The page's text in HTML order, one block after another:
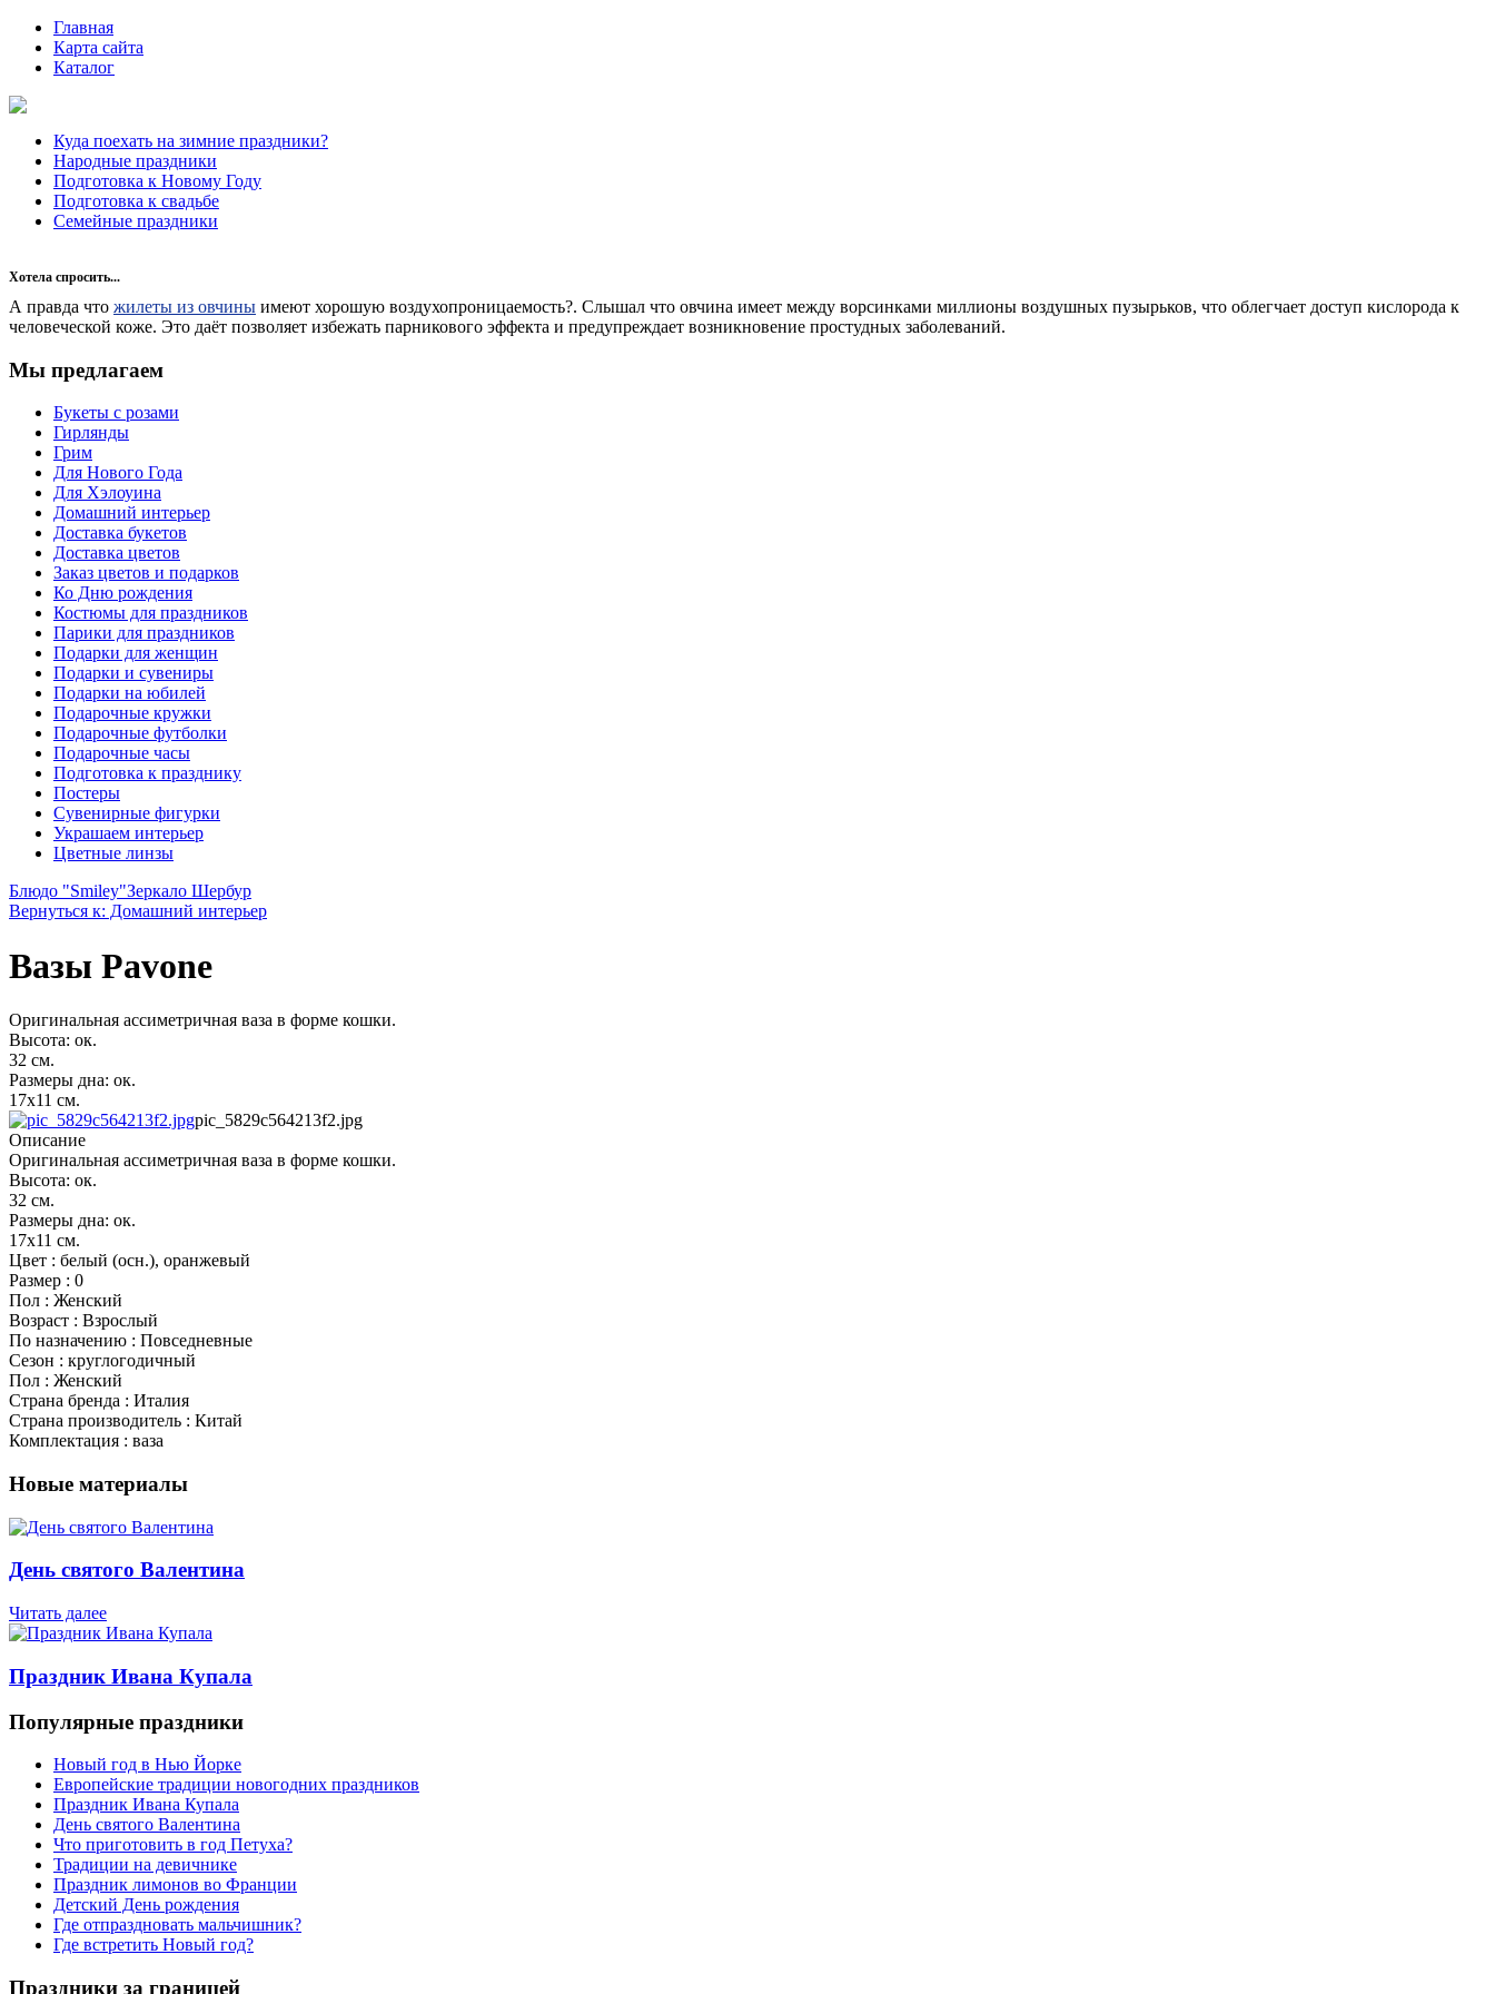
Главная
Карта сайта
Каталог
Куда поехать на зимние праздники?
Народные праздники
Подготовка к Новому Году
Подготовка к свадьбе
Семейные праздники
Хотела спросить...
А правда что жилеты из овчины имеют хорошую воздухопроницаемость?. Слышал что овчина имеет между ворсинками миллионы воздушных пузырьков, что облегчает доступ кислорода к
человеческой коже. Это даёт позволяет избежать парникового эффекта и предупреждает возникновение простудных заболеваний.
Мы предлагаем
Букеты с розами
Гирлянды
Грим
Для Нового Года
Для Хэлоуина
Домашний интерьер
Доставка букетов
Доставка цветов
Заказ цветов и подарков
Ко Дню рождения
Костюмы для праздников
Парики для праздников
Подарки для женщин
Подарки и сувениры
Подарки на юбилей
Подарочные кружки
Подарочные футболки
Подарочные часы
Подготовка к празднику
Постеры
Сувенирные фигурки
Украшаем интерьер
Цветные линзы
Блюдо "Smiley"Зеркало Шербур
Вернуться к: Домашний интерьер
Вазы Pavone
Оригинальная ассиметричная ваза в форме кошки.
Высота: ок.
32 см.
Размеры дна: ок.
17х11 см.
pic_5829c564213f2.jpg
Описание
Оригинальная ассиметричная ваза в форме кошки.
Высота: ок.
32 см.
Размеры дна: ок.
17х11 см.
Цвет : белый (осн.), оранжевый
Размер : 0
Пол : Женский
Возраст : Взрослый
По назначению : Повседневные
Сезон : круглогодичный
Пол : Женский
Страна бренда : Италия
Страна производитель : Китай
Комплектация : ваза
Новые материалы
День святого Валентина
Читать далее
Праздник Ивана Купала
Популярные праздники
Новый год в Нью Йорке
Европейские традиции новогодних праздников
Праздник Ивана Купала
День святого Валентина
Что приготовить в год Петуха?
Традиции на девичнике
Праздник лимонов во Франции
Детский День рождения
Где отпраздновать мальчишник?
Где встретить Новый год?
Праздники за границей